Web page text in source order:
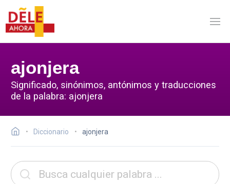
ajonjera
Significado, sinónimos, antónimos y traducciones
de la palabra: ajonjera
Diccionario ajonjera